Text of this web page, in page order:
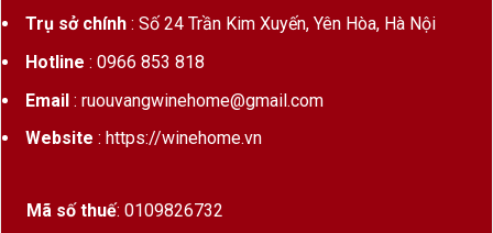
Trụ sở chính: Số 24 Trần Kim Xuyến, Yên Hòa, Hà Nội
Hotline : 0966 853 818
Email: ruouvangwinehome@gmail.com
Website : https://winehome.vn
Mã số thuế: 0109826732